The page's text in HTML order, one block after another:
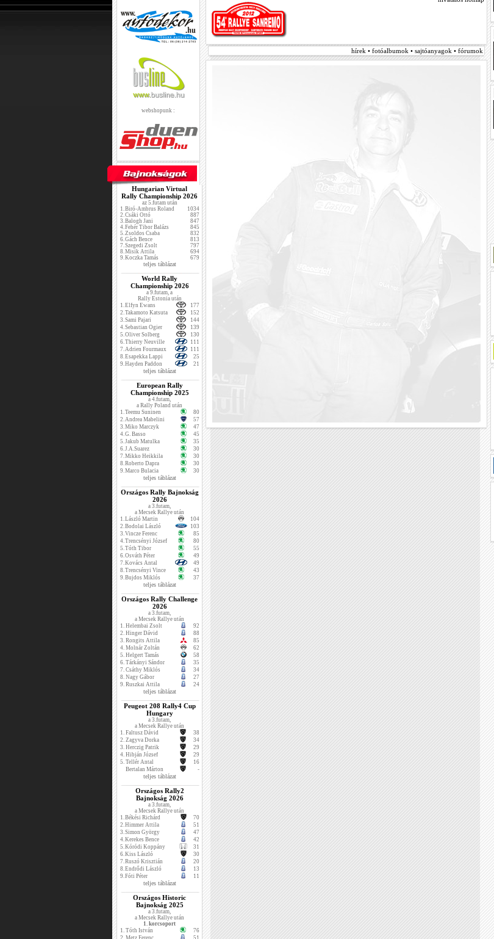
webshopunk :
Hungarian Virtual
Rally Championship 2026
az 5.futam után
1.Biró-Ambrus Roland
1034
2.Csáki Ottó
887
3.Balogh Jani
847
4.Fehér Tibor Balázs
845
5.Zsoldos Csaba
832
6.Gách Bence
813
7.Szegedi Zsolt
797
8.Misik Attila
694
9.Koczka Tamás 679
teljes táblázat
World Rally
Championship 2026
a 9.futam, a
Rally Estonia után
1.Elfyn Ewans
177
2.Takamoto Katsuta
152
3.Sami Pajari
144
4.Sebastian Ogier
139
5.Oliver Solberg
130
6.Thierry Neuville
111
7.Adrien Fourmaux
111
8.Esapekka Lappi
25
9.Hayden Paddon 21
teljes táblázat
European Rally
Championship 2025
a 4.futam,
a Rally Poland után
1.Teemu Suninen
80
2.Andrea Mabelini
57
3.Miko Marczyk
47
4.G. Basso
45
5.Jakub Matulka
35
6.J.A.Suarez
30
7.Mikko Heikkila
30
8.Roberto Dapra
30
9.Marco Bulacia 30
teljes táblázat
Országos Rally Bajnokság
2026
a 3.futam,
a Mecsek Rallye után
1.László Martin
104
2.Bodolai László
103
3.Vincze Ferenc
85
4.Trencsényi József
80
5.Tóth Tibor
55
6.Osváth Péter
49
7.Kovács Antal
49
8.Trencsényi Vince
43
9.Bujdos Miklós 37
teljes táblázat
Országos Rally Challenge
2026
a 3.futam,
a Mecsek Rallye után
1. Helembai Zsolt
92
2. Hinger Dávid
88
3. Rongits Attila
85
4. Molnár Zoltán
62
5. Helgert Tamás
58
6. Tárkányi Sándor
35
7. Csáthy Miklós
34
8. Nagy Gábor
27
9. Ruszkai Attila 24
teljes táblázat
Peugeot 208 Rally4 Cup
Hungary
a 3.futam,
a Mecsek Rallye után
1. Faltusz Dávid
38
2. Zagyva Dorka
34
3. Herczig Patrik
29
4. Hibján József
29
5. Tellér Antal
16
Bertalan Márton
-
teljes táblázat
Országos Rally2
Bajnokság 2026
a 3.futam,
a Mecsek Rallye után
1.Békési Richárd
70
2.Himmer Attila
51
3.Simon György
47
4.Kerekes Bence
42
5.Kóródi Koppány
31
6.Kiss László
30
7.Ruszó Krisztián
20
8.Endrődi László
13
9.Fóti Péter 11
teljes táblázat
Országos Historic
Bajnokság 2025
a 3.futam,
a Mecsek Rallye után
1. korcsoport
1. Tóth István
76
2. Metz Ferenc 51
hírek • fotóalbumok • sajtóanyagok • fórumok